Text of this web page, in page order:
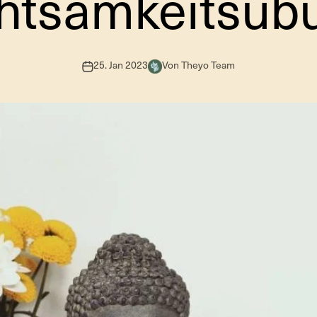
25. Jan 2023 Von Theyo Team